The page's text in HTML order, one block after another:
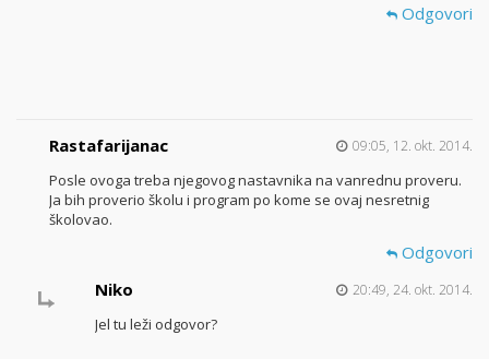
Odgovori
Rastafarijanac 09:05, 12. okt. 2014.
Posle ovoga treba njegovog nastavnika na vanrednu proveru.
Ja bih proverio školu i program po kome se ovaj nesretnig
školovao.
Odgovori
Niko
20:49, 24. okt. 2014.
Jel tu leži odgovor?